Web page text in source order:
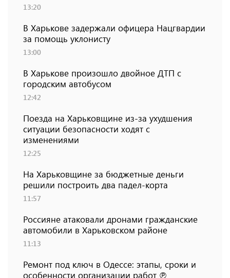
13:20
В Харькове задержали офицера Нацгвардии
за помощь уклонисту
13:00
В Харькове произошло двойное ДТП с
городским автобусом
12:42
Поезда на Харьковщине из-за ухудшения
ситуации безопасности ходят с
изменениями
12:25
На Харьковщине за бюджетные деньги
решили построить два падел-корта
11:57
Россияне атаковали дронами гражданские
автомобили в Харьковском районе
11:13
Ремонт под ключ в Одессе: этапы, сроки и
особенности организации работ ℗